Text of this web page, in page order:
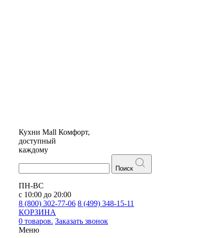
Кухни Mall Комфорт,
доступный
каждому
Поиск
ПН-ВС
с 10:00 до 20:00
8 (800) 302-77-06 8 (499) 348-15-11
КОРЗИНА
0 товаров. Заказать звонок
Меню